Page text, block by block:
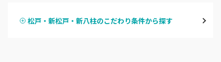
ハンドスカルプ
松戸・新松戸・新八柱のこだわり条件から探す